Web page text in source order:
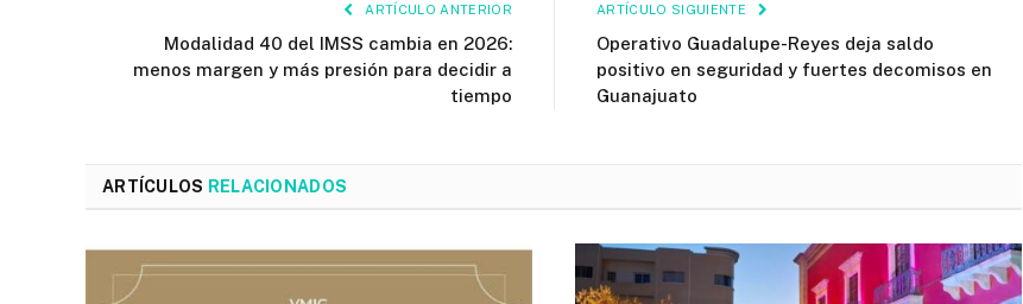
ARTÍCULO ANTERIOR
Modalidad 40 del IMSS cambia en 2026:
menos margen y más presión para decidir a
tiempo
ARTÍCULO SIGUIENTE
Operativo Guadalupe-Reyes deja saldo
positivo en seguridad y fuertes decomisos en
Guanajuato
ARTÍCULOS RELACIONADOS